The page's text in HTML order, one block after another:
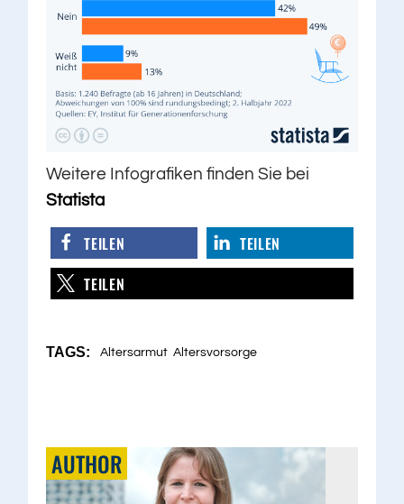
Weitere Infografiken finden Sie bei
Statista
TEILEN
TEILEN
TEILEN
TAGS: Altersarmut Altersvorsorge
AUTHOR